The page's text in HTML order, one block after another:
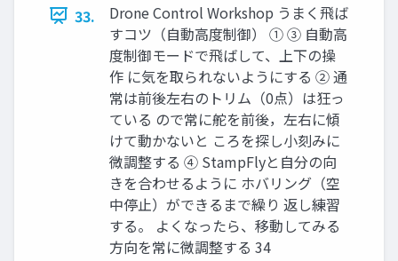
33.
Drone Control Workshop うまく⾶ば
すコツ（⾃動⾼度制御） ① ③ ⾃動⾼
度制御モードで⾶ばして、上下の操
作 に気を取られないようにする ② 通
常は前後左右のトリム（0点）は狂っ
ている ので常に舵を前後，左右に傾
けて動かないと ころを探し⼩刻みに
微調整する ④ StampFlyと⾃分の向
きを合わせるように ホバリング（空
中停⽌）ができるまで繰り 返し練習
する。 よくなったら、移動してみる
⽅向を常に微調整する 34